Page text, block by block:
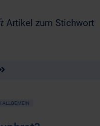
Artikel zum Stichwort
ALLGEMEIN